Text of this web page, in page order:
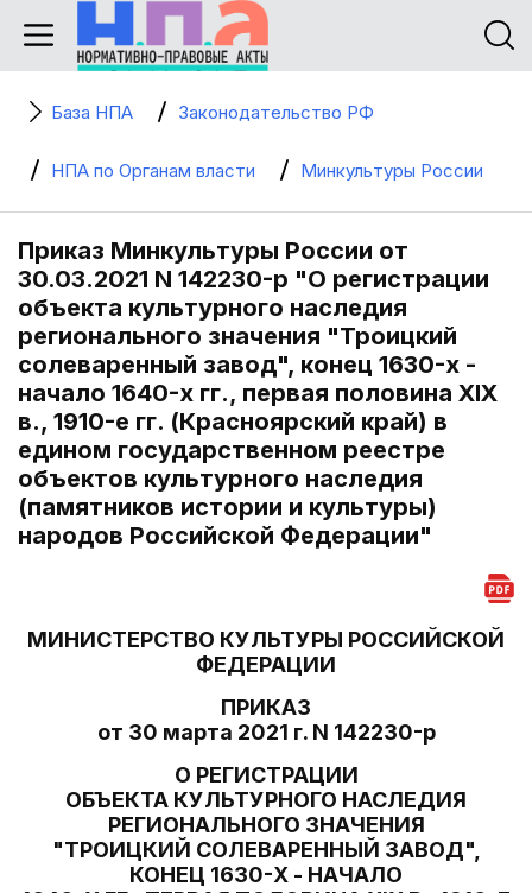
База НПА Законодательство РФ
НПА по Органам власти Минкультуры России
Приказ Минкультуры России от
30.03.2021 N 142230-р "О регистрации
объекта культурного наследия
регионального значения "Троицкий
солеваренный завод", конец 1630-х -
начало 1640-х гг., первая половина XIX
в., 1910-е гг. (Красноярский край) в
едином государственном реестре
объектов культурного наследия
(памятников истории и культуры)
народов Российской Федерации"
МИНИСТЕРСТВО КУЛЬТУРЫ РОССИЙСКОЙ
ФЕДЕРАЦИИ
ПРИКАЗ
от 30 марта 2021 г. N 142230-р
О РЕГИСТРАЦИИ
ОБЪЕКТА КУЛЬТУРНОГО НАСЛЕДИЯ
РЕГИОНАЛЬНОГО ЗНАЧЕНИЯ
"ТРОИЦКИЙ СОЛЕВАРЕННЫЙ ЗАВОД",
КОНЕЦ 1630-Х - НАЧАЛО